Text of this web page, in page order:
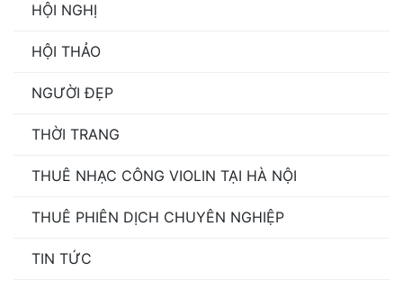
HỘI NGHỊ
HỘI THẢO
NGƯỜI ĐẸP
THỜI TRANG
THUÊ NHẠC CÔNG VIOLIN TẠI HÀ NỘI
THUÊ PHIÊN DỊCH CHUYÊN NGHIỆP
TIN TỨC